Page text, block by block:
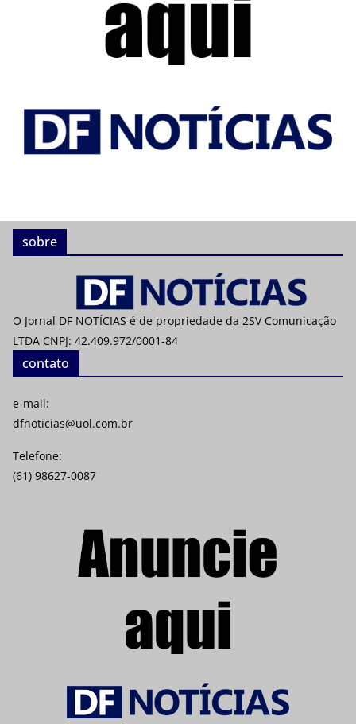
sobre
O Jornal DF NOTÍCIAS é de propriedade da 2SV Comunicação
LTDA CNPJ: 42.409.972/0001-84
contato
e-mail:
dfnoticias@uol.com.br
Telefone:
(61) 98627-0087